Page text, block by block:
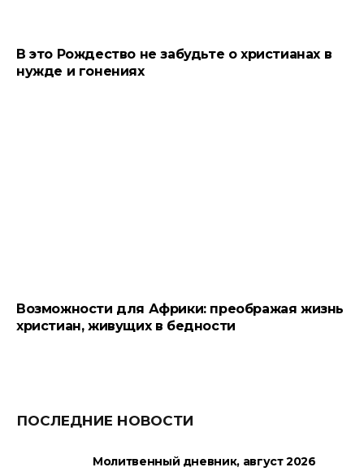
В это Рождество не забудьте о христианах в
нужде и гонениях
Возможности для Африки: преображая жизнь
христиан, живущих в бедности
ПОСЛЕДНИЕ НОВОСТИ
Молитвенный дневник, август 2026